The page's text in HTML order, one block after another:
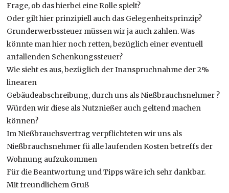
Frage, ob das hierbei eine Rolle spielt?
Oder gilt hier prinzipiell auch das Gelegenheitsprinzip?
Grunderwerbssteuer müssen wir ja auch zahlen. Was
könnte man hier noch retten, bezüglich einer eventuell
anfallenden Schenkungssteuer?
Wie sieht es aus, bezüglich der Inanspruchnahme der 2%
linearen
Gebäudeabschreibung, durch uns als Nießbrauchsnehmer ?
Würden wir diese als Nutznießer auch geltend machen
können?
Im Nießbrauchsvertrag verpflichteten wir uns als
Nießbrauchsnehmer fü alle laufenden Kosten betreffs der
Wohnung aufzukommen
Für die Beantwortung und Tipps wäre ich sehr dankbar.
Mit freundlichem Gruß